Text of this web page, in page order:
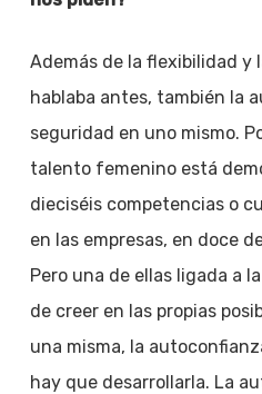
Además de la flexibilidad y
hablaba antes, también la
seguridad en uno mismo.
talento femenino está
dieciséis competencias o
en las empresas, en doce
Pero una de ellas ligada a
de creer en las propias
una misma, la
hay que desarrollarla. La